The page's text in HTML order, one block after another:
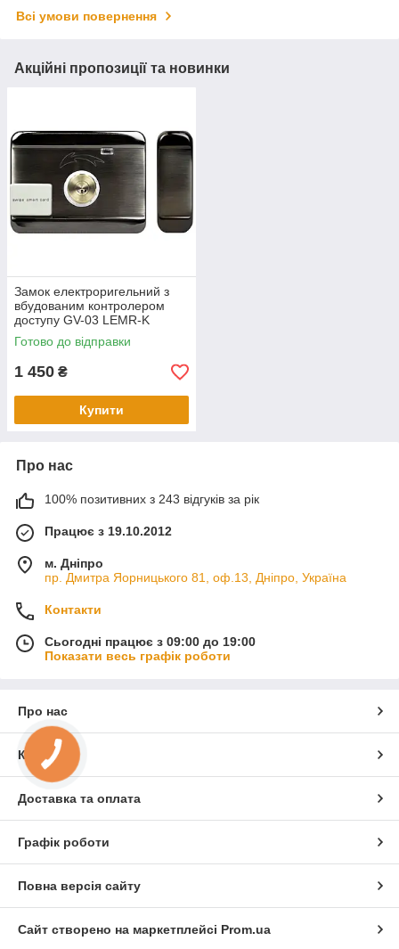
Всі умови повернення
Акційні пропозиції та новинки
Замок електроригельний з
вбудованим контролером
доступу GV-03 LEMR-K
Готово до відправки
1 450 ₴
Купити
Про нас
100% позитивних з 243 відгуків за рік
Працює з 19.10.2012
м. Дніпро
пр. Дмитра Яорницького 81, оф.13, Дніпро, Україна
Контакти
Сьогодні працює з 09:00 до 19:00
Показати весь графік роботи
Про нас
Контакти
Доставка та оплата
Графік роботи
Повна версія сайту
Сайт створено на маркетплейсі Prom.ua